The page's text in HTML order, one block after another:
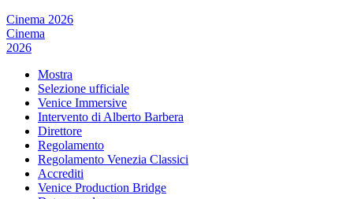
Cinema 2026
Cinema
2026
Mostra
Selezione ufficiale
Venice Immersive
Intervento di Alberto Barbera
Direttore
Regolamento
Regolamento Venezia Classici
Accrediti
Venice Production Bridge